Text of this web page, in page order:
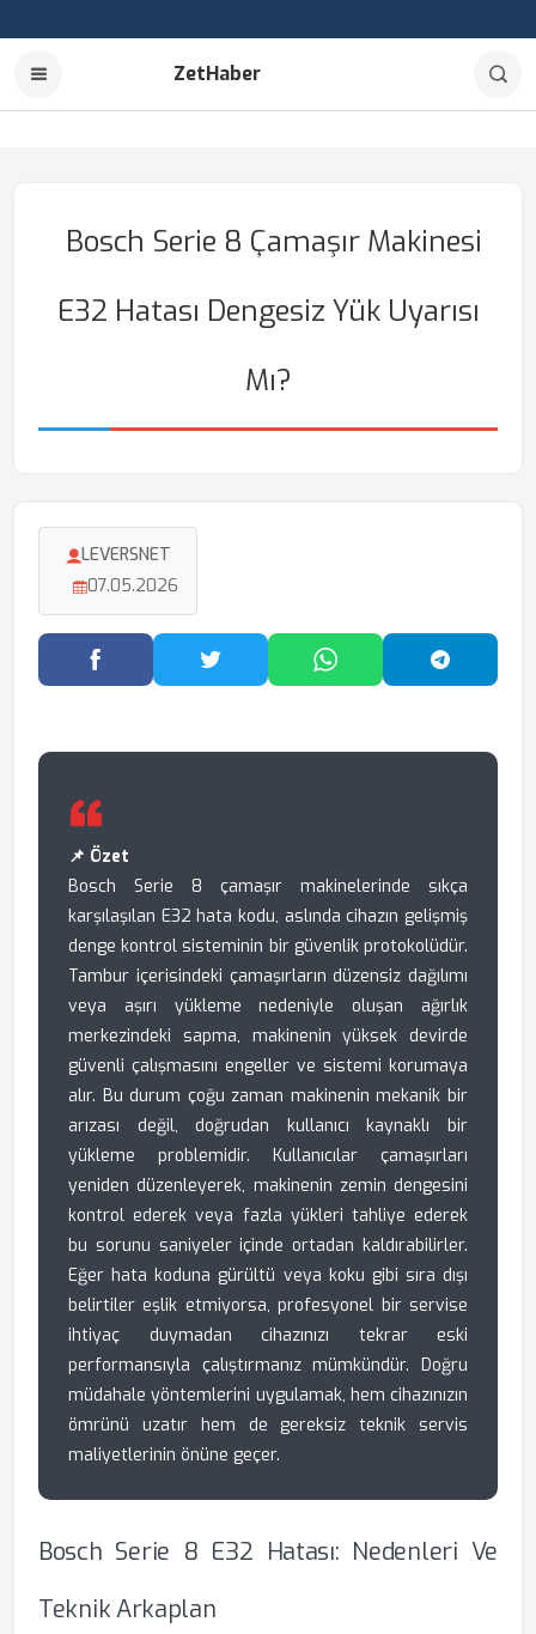
ZetHaber
Bosch Serie 8 Çamaşır Makinesi
E32 Hatası Dengesiz Yük Uyarısı
Mı?
LEVERSNET
07.05.2026
Facebook'ta PaylaşTwitter'da PaylaşWhatsApp'ta Paylaş
📌 Özet
Bosch Serie 8 çamaşır makinelerinde sıkça
karşılaşılan E32 hata kodu, aslında cihazın gelişmiş
denge kontrol sisteminin bir güvenlik protokolüdür.
Tambur içerisindeki çamaşırların düzensiz dağılımı
veya aşırı yükleme nedeniyle oluşan ağırlık
merkezindeki sapma, makinenin yüksek devirde
güvenli çalışmasını engeller ve sistemi korumaya
alır. Bu durum çoğu zaman makinenin mekanik bir
arızası değil, doğrudan kullanıcı kaynaklı bir
yükleme problemidir. Kullanıcılar çamaşırları
yeniden düzenleyerek, makinenin zemin dengesini
kontrol ederek veya fazla yükleri tahliye ederek
bu sorunu saniyeler içinde ortadan kaldırabilirler.
Eğer hata koduna gürültü veya koku gibi sıra dışı
belirtiler eşlik etmiyorsa, profesyonel bir servise
ihtiyaç duymadan cihazınızı tekrar eski
performansıyla çalıştırmanız mümkündür. Doğru
müdahale yöntemlerini uygulamak, hem cihazınızın
ömrünü uzatır hem de gereksiz teknik servis
maliyetlerinin önüne geçer.
Bosch Serie 8 E32 Hatası: Nedenleri Ve
Teknik Arkaplan